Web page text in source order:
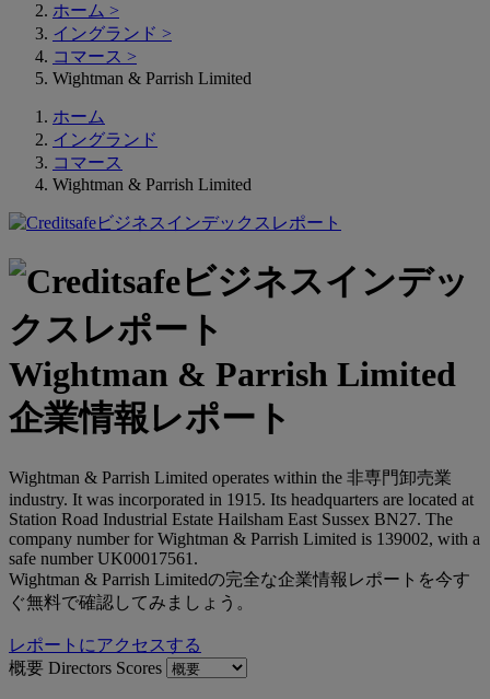
ホーム >
イングランド >
コマース >
Wightman & Parrish Limited
ホーム
イングランド
コマース
Wightman & Parrish Limited
Wightman & Parrish Limited
企業情報レポート
Wightman & Parrish Limited operates within the 非専門卸売業
industry. It was incorporated in 1915. Its headquarters are located at
Station Road Industrial Estate Hailsham East Sussex BN27. The
company number for Wightman & Parrish Limited is 139002, with a
safe number UK00017561.
Wightman & Parrish Limitedの完全な企業情報レポートを今す
ぐ無料で確認してみましょう。
レポートにアクセスする
概要 Directors Scores